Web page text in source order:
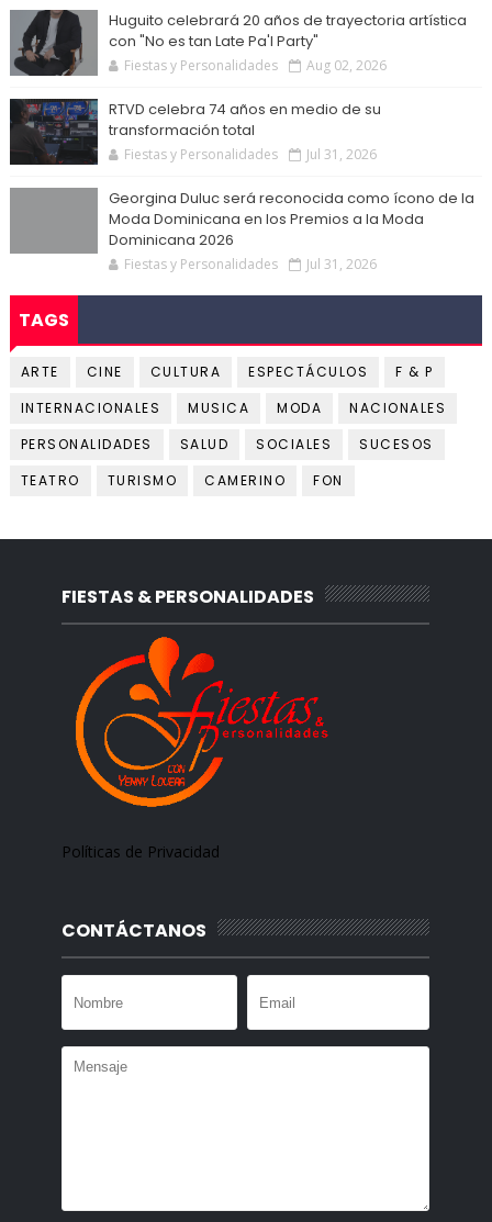
Huguito celebrará 20 años de trayectoria artística
con "No es tan Late Pa'l Party"
Fiestas y Personalidades Aug 02, 2026
RTVD celebra 74 años en medio de su
transformación total
Fiestas y Personalidades Jul 31, 2026
Georgina Duluc será reconocida como ícono de la
Moda Dominicana en los Premios a la Moda
Dominicana 2026
Fiestas y Personalidades Jul 31, 2026
TAGS
ARTE CINE CULTURA ESPECTÁCULOS
F & P
INTERNACIONALES
MUSICA MODA
NACIONALES
PERSONALIDADES
SALUD SOCIALES
SUCESOS
TEATRO
TURISMO CAMERINO FON
FIESTAS & PERSONALIDADES
Políticas de Privacidad
CONTÁCTANOS